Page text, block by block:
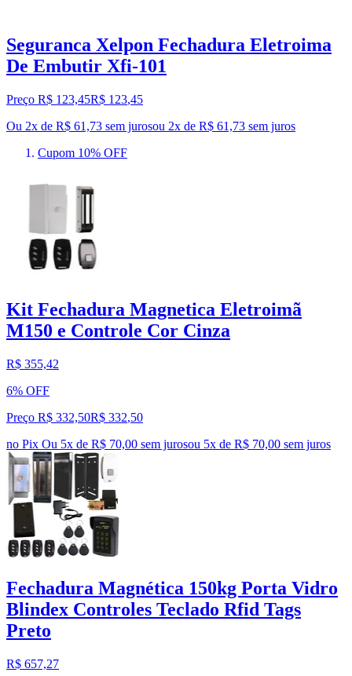
Seguranca Xelpon Fechadura Eletroima
De Embutir Xfi-101
Preço R$ 123,45R$ 123,45
Ou 2x de R$ 61,73 sem jurosou 2x de R$ 61,73 sem juros
Cupom 10% OFF
Kit Fechadura Magnetica Eletroimã
M150 e Controle Cor Cinza
R$ 355,42
6% OFF
Preço R$ 332,50R$ 332,50
no Pix Ou 5x de R$ 70,00 sem jurosou 5x de R$ 70,00 sem juros
Fechadura Magnética 150kg Porta Vidro
Blindex Controles Teclado Rfid Tags
Preto
R$ 657,27